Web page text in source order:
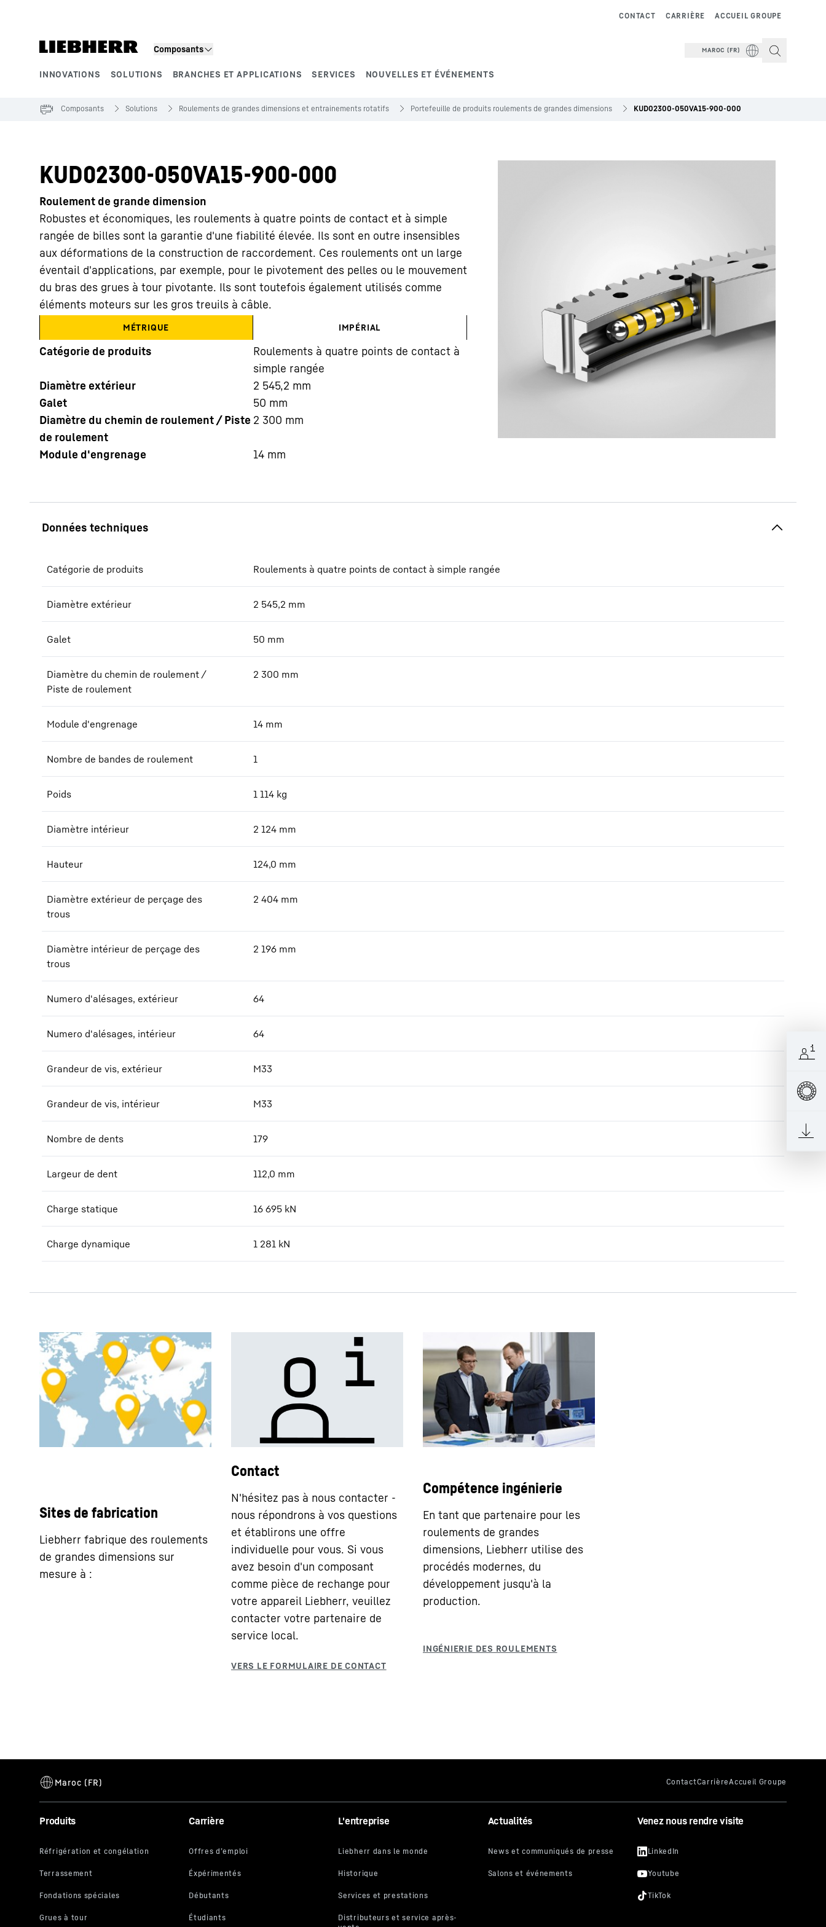
Composants
INNOVATIONS SOLUTIONS BRANCHES ET APPLICATIONS SERVICES NOUVELLES ET ÉVÉNEMENTS
ACCUEIL GROUPE
CARRIÈRE
CONTACT
MAROC (FR)
En savoir plus sur Liebherr
Composants Solutions Roulements de grandes dimensions et entrainements rotatifs Portefeuille de produits roulements de grandes dimensions KUD02300-050VA15-900-000
KUD02300-050VA15-900-000
Roulement de grande dimension
Robustes et économiques, les roulements à quatre points de contact et à simple
rangée de billes sont la garantie d'une fiabilité élevée. Ils sont en outre insensibles
aux déformations de la construction de raccordement. Ces roulements ont un large
éventail d'applications, par exemple, pour le pivotement des pelles ou le mouvement
du bras des grues à tour pivotante. Ils sont toutefois également utilisés comme
éléments moteurs sur les gros treuils à câble.
MÉTRIQUE IMPÉRIAL
Catégorie de produits
Roulements à quatre points de contact à
simple rangée
Diamètre extérieur
2 545,2 mm
Galet
50 mm
Diamètre du chemin de roulement / Piste
de roulement
2 300 mm
Module d'engrenage 14 mm
Catégorie de produits Roulements à quatre points de contact à simple rangée
Diamètre extérieur 2 545,2 mm
Galet 50 mm
Diamètre du chemin de roulement /
Piste de roulement
2 300 mm
Module d'engrenage 14 mm
Nombre de bandes de roulement 1
Poids 1 114 kg
Diamètre intérieur 2 124 mm
Hauteur 124,0 mm
Diamètre extérieur de perçage des
trous
2 404 mm
Diamètre intérieur de perçage des
trous
2 196 mm
Numero d'alésages, extérieur 64
Numero d'alésages, intérieur 64
Grandeur de vis, extérieur M33
Grandeur de vis, intérieur M33
Nombre de dents 179
Largeur de dent 112,0 mm
Charge statique 16 695 kN
Charge dynamique 1 281 kN
Sites de fabrication
Liebherr fabrique des roulements
de grandes dimensions sur
mesure à :
Contact
N'hésitez pas à nous contacter -
nous répondrons à vos questions
et établirons une offre
individuelle pour vous. Si vous
avez besoin d'un composant
comme pièce de rechange pour
votre appareil Liebherr, veuillez
contacter votre partenaire de
service local.
Compétence ingénierie
En tant que partenaire pour les
roulements de grandes
dimensions, Liebherr utilise des
procédés modernes, du
développement jusqu'à la
production.
Produits Carrière L'entreprise Actualités Venez nous rendre visite